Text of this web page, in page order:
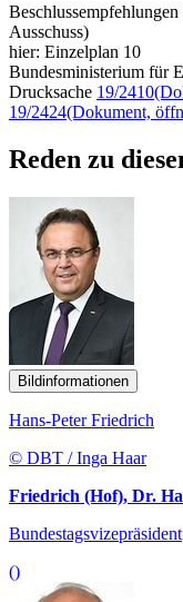
Beschlussempfehlungen
Ausschuss)
hier: Einzelplan 10
Bundesministerium für
Drucksache 19/2410
19/2424(Dokument,
Reden zu
Bildinformationen
Hans-Peter Friedrich
© DBT / Inga Haar
Friedrich (Hof), Dr.
Bundestagsvizepräsident
()